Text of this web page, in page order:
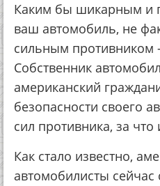
Каким бы шикарным и
ваш автомобиль, не
сильным
Собственник
американский
безопасности своего
сил противника, за
Как стало известно,
автомобилисты сейчас